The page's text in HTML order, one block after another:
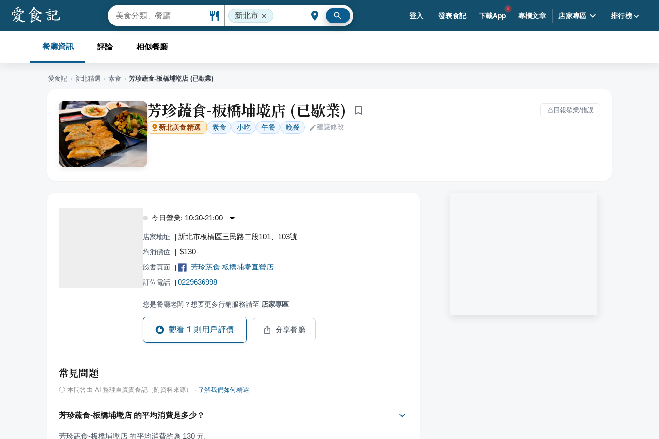
新北市 登入 發表食記 下載App 專欄文章 店家專區 排行榜
餐廳資訊 評論 相似餐廳
愛食記 › 新北精選 › 素食 › 芳珍蔬食-板橋埔墘店 (已歇業)
芳珍蔬食-板橋埔墘店 (已歇業) 回報歇業/錯誤
新北美食精選 素食 小吃 午餐 晚餐 建議修改
今日營業: 10:30-21:00
店家地址 | 新北市板橋區三民路二段101、103號
均消價位 | $130
臉書頁面 | 芳珍蔬食 板橋埔墘直營店
訂位電話 | 0229636998
您是餐廳老闆？想要更多行銷服務請至 店家專區
觀看 1 則用戶評價 分享餐廳
常見問題
ⓘ 本問答由 AI 整理自真實食記（附資料來源） · 了解我們如何精選
芳珍蔬食-板橋埔墘店 的平均消費是多少？
芳珍蔬食-板橋埔墘店 的平均消費約為 130 元。